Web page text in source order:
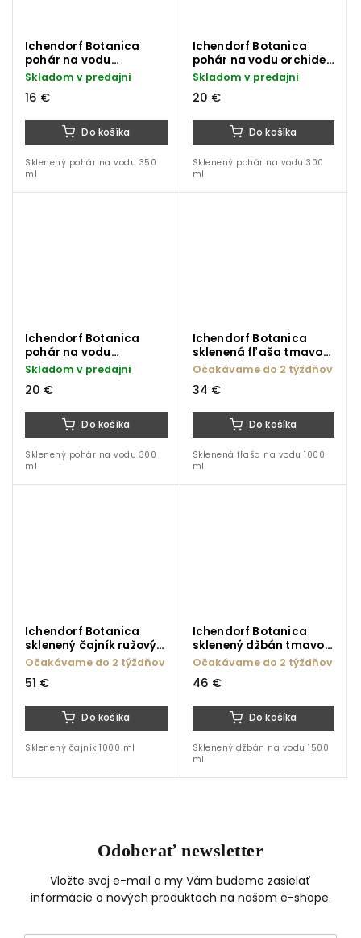
Ichendorf Botanica
pohár na vodu
jantárový kvet 350 ml
Skladom v predajni
16 €
Do košíka
Sklenený pohár na vodu 350
ml
Ichendorf Botanica
pohár na vodu orchidea
300 ml
Skladom v predajni
20 €
Do košíka
Sklenený pohár na vodu 300
ml
Ichendorf Botanica
pohár na vodu
svetlomodrý kvet 300
Skladom v predajni
20 €
Do košíka
Sklenený pohár na vodu 300
ml
Ichendorf Botanica
sklenená fľaša tmavo
modrý kvet 1000 ml
Očakávame do 2 týždňov
34 €
Do košíka
Sklenená fľaša na vodu 1000
ml
Ichendorf Botanica
sklenený čajník ružový
kvet 1000 ml
Očakávame do 2 týždňov
51 €
Do košíka
Sklenený čajník 1000 ml
Ichendorf Botanica
sklenený džbán tmavo
modrý kvet 1500 ml
Očakávame do 2 týždňov
46 €
Do košíka
Sklenený džbán na vodu 1500
ml
Odoberať newsletter
Vložte svoj e-mail a my Vám budeme zasielať
informácie o nových produktoch na našom e-shope.